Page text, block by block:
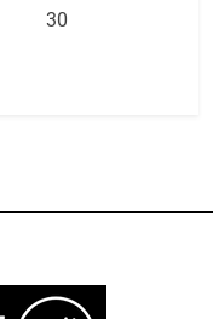
30